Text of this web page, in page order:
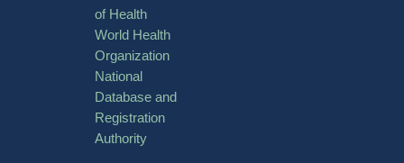
of Health
World Health
Organization
National
Database and
Registration
Authority